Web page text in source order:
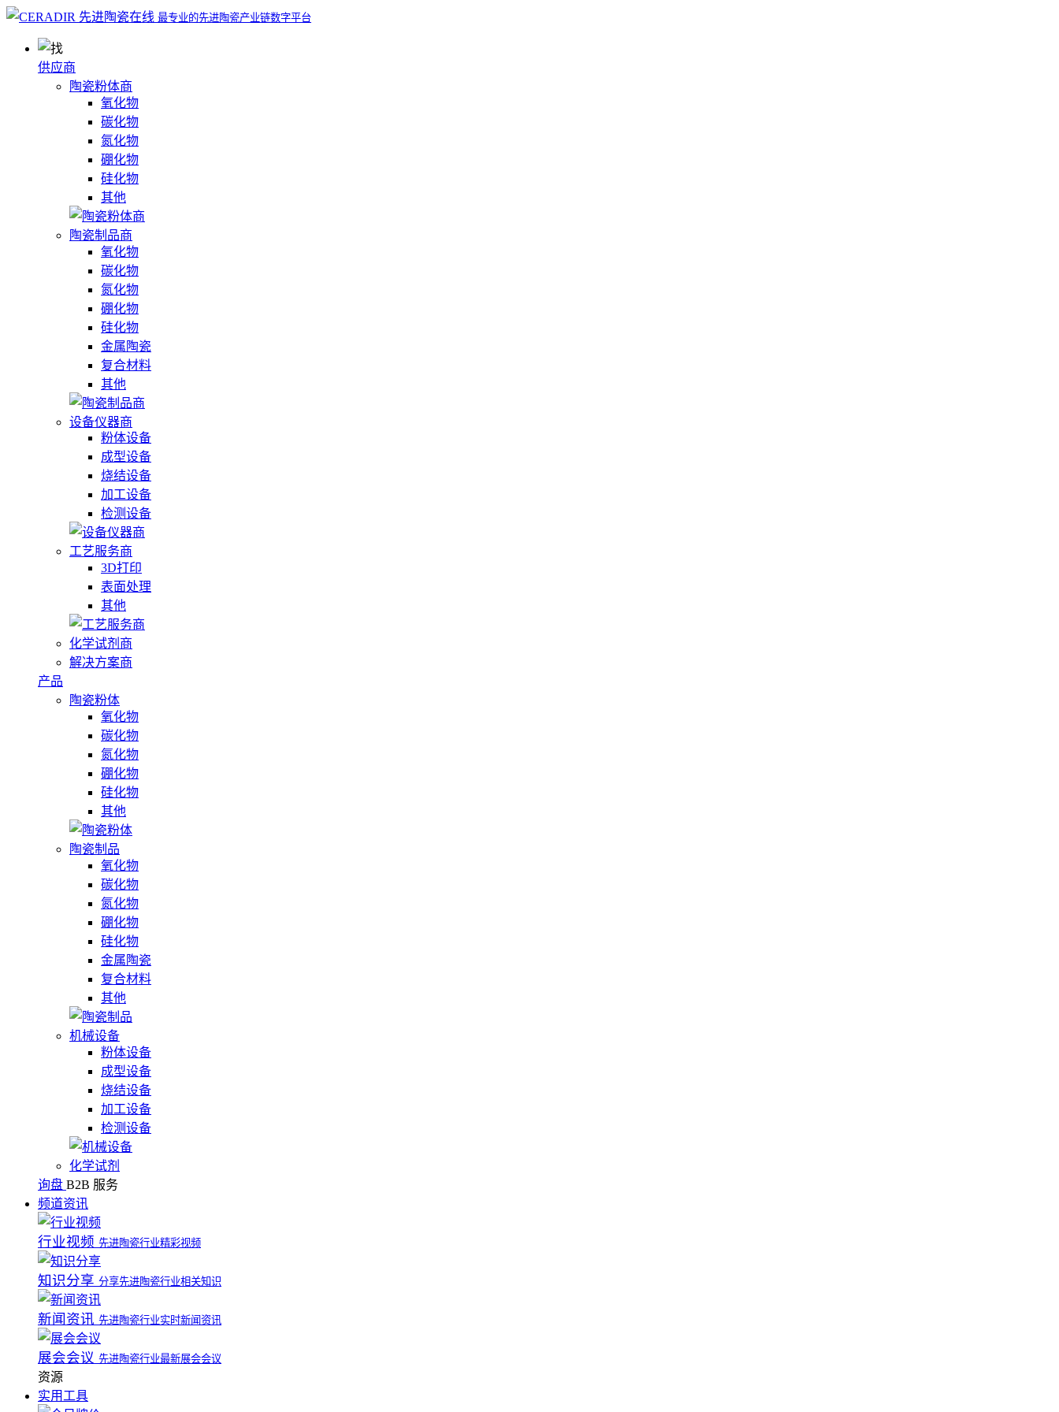
最专业的先进陶瓷产业链数字平台
供应商
陶瓷粉体商
氧化物
碳化物
氮化物
硼化物
硅化物
其他
陶瓷制品商
氧化物
碳化物
氮化物
硼化物
硅化物
金属陶瓷
复合材料
其他
设备仪器商
粉体设备
成型设备
烧结设备
加工设备
检测设备
工艺服务商
3D打印
表面处理
其他
化学试剂商
解决方案商
产品
陶瓷粉体
氧化物
碳化物
氮化物
硼化物
硅化物
其他
陶瓷制品
氧化物
碳化物
氮化物
硼化物
硅化物
金属陶瓷
复合材料
其他
机械设备
粉体设备
成型设备
烧结设备
加工设备
检测设备
化学试剂
询盘 B2B 服务
频道资讯
行业视频 先进陶瓷行业精彩视频
知识分享 分享先进陶瓷行业相关知识
新闻资讯 先进陶瓷行业实时新闻资讯
展会会议 先进陶瓷行业最新展会会议
资源
实用工具